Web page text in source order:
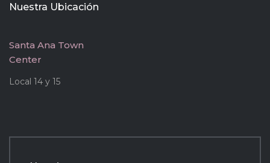
Nuestra Ubicación
Santa Ana Town
Center
Local 14 y 15